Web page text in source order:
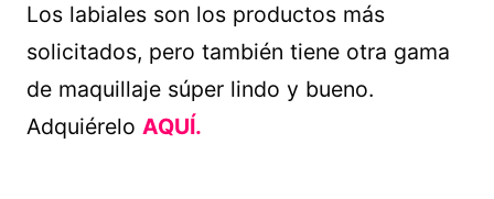
Los labiales son los productos más
solicitados, pero también tiene otra gama
de maquillaje súper lindo y bueno.
Adquiérelo AQUÍ.